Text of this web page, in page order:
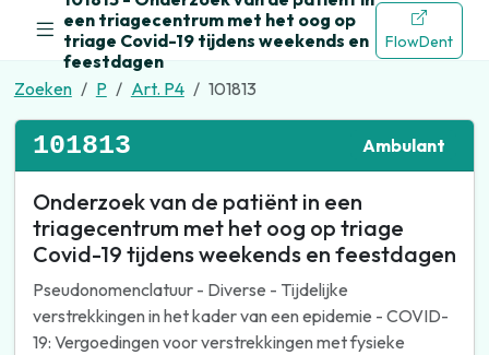
een triagecentrum met het oog op
triage Covid-19 tijdens weekends en
feestdagen
FlowDent
Zoeken P Art. P4 101813
101813 Ambulant
Onderzoek van de patiënt in een
triagecentrum met het oog op triage
Covid-19 tijdens weekends en feestdagen
Pseudonomenclatuur - Diverse - Tijdelijke
verstrekkingen in het kader van een epidemie - COVID-
19: Vergoedingen voor verstrekkingen met fysieke